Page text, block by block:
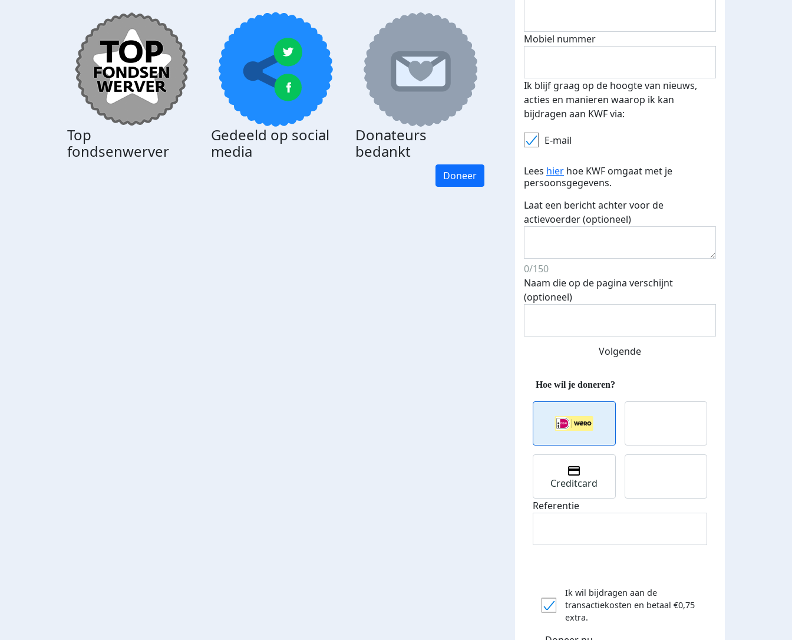
Top
fondsenwerver
Gedeeld op social
media
Donateurs
bedankt
Doneer
Mobiel nummer
Ik blijf graag op de hoogte van nieuws,
acties en manieren waarop ik kan
bijdragen aan KWF via:
E-mail
Lees hier hoe KWF omgaat met je
persoonsgegevens.
Laat een bericht achter voor de
actievoerder (optioneel)
0/150
Naam die op de pagina verschijnt
(optioneel)
Volgende
Creditcard
Referentie
Ik wil bijdragen aan de
transactiekosten en betaal €0,75
extra.